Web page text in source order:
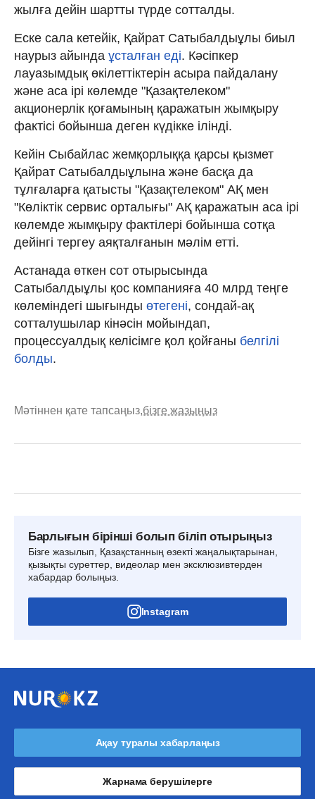
жылға дейін шартты түрде сотталды.
Еске сала кетейік, Қайрат Сатыбалдыұлы биыл
наурыз айында ұсталған еді. Кәсіпкер
лауазымдық өкілеттіктерін асыра пайдалану
және аса ірі көлемде "Қазақтелеком"
акционерлік қоғамының қаражатын жымқыру
фактісі бойынша деген күдікке ілінді.
Кейін Сыбайлас жемқорлыққа қарсы қызмет
Қайрат Сатыбалдыұлына және басқа да
тұлғаларға қатысты "Қазақтелеком" АҚ мен
"Көліктік сервис орталығы" АҚ қаражатын аса ірі
көлемде жымқыру фактілері бойынша сотқа
дейінгі тергеу аяқталғанын мәлім етті.
Астанада өткен сот отырысында
Сатыбалдыұлы қос компанияға 40 млрд теңге
көлеміндегі шығынды өтегені, сондай-ақ
сотталушылар кінәсін мойындап,
процессуалдық келісімге қол қойғаны белгілі
болды.
Мәтіннен қате тапсаңыз,бізге жазыңыз
Барлығын бірінші болып біліп отырыңыз
Бізге жазылып, Қазақстанның өзекті жаңалықтарынан,
қызықты суреттер, видеолар мен эксклюзивтерден
хабардар болыңыз.
Instagram
Ақау туралы хабарлаңыз
Жарнама берушілерге